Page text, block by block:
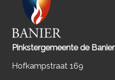
Pinkstergemeente de Banier
Hofkampstraat 169